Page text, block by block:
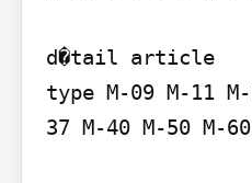
d�tail article
type M-09 M-11
37 M-40 M-50 M-